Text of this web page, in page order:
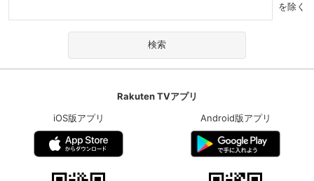
を除く
Rakuten TVアプリ
iOS版アプリ
Android版アプリ